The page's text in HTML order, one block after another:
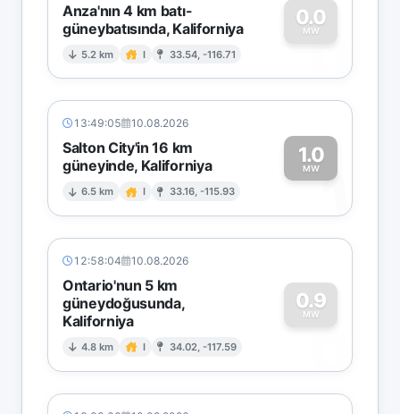
Anza'nın 4 km batı-
güneybatısında, Kaliforniya
5.2 km I 33.54, -116.71
0.0
MW
0
13:49:05 10.08.2026
Salton City'in 16 km
güneyinde, Kaliforniya
6.5 km I 33.16, -115.93
1.0
MW1
12:58:04 10.08.2026
Ontario'nun 5 km
güneydoğusunda,
Kaliforniya
4.8 km I 34.02, -117.59
0.9
MW
0